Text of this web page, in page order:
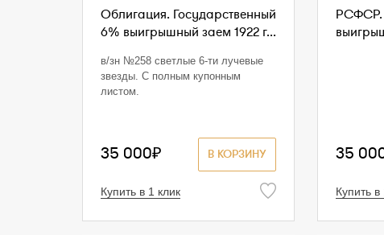
Облигация. Государственный
6% выигрышный заем 1922 г...
в/зн №258 светлые 6-ти лучевые
звезды. С полным купонным
листом.
В КОРЗИНУ
35 000₽
Купить в 1 клик
РСФСР.
35
Купить в